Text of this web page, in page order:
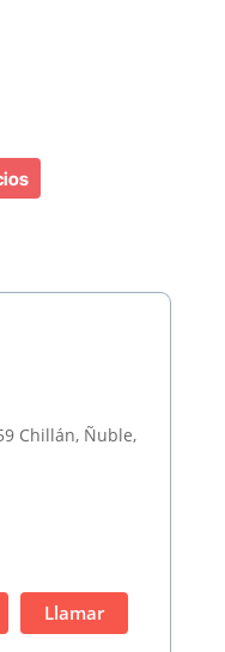
Chillán, Ñuble,
Llamar